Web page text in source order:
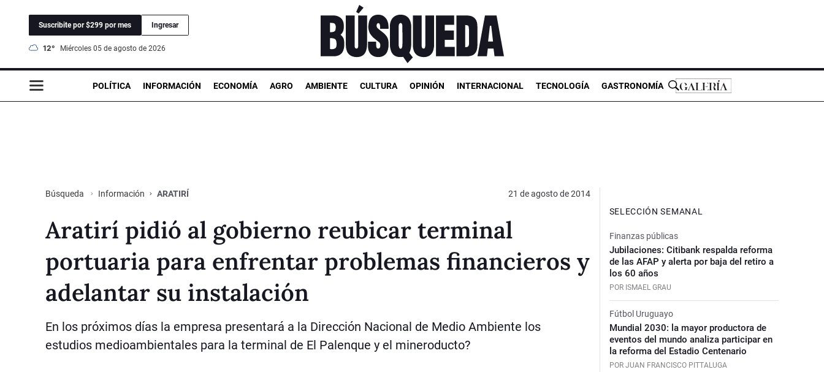
Suscribite por $299 por mes Ingresar
12° miércoles 05 de agosto de 2026
POLÍTICA INFORMACIÓN ECONOMÍA AGRO AMBIENTE CULTURA OPINIÓN INTERNACIONAL TECNOLOGÍA GASTRONOMÍA
Búsqueda Información ARATIRÍ 21 de agosto de 2014
Aratirí pidió al gobierno reubicar terminal
portuaria para enfrentar problemas financieros y
adelantar su instalación
En los próximos días la empresa presentará a la Dirección Nacional de Medio Ambiente los
estudios medioambientales para la terminal de El Palenque y el mineroducto?
SELECCIÓN SEMANAL
Finanzas públicas
Jubilaciones: Citibank respalda reforma
de las AFAP y alerta por baja del retiro a
los 60 años
POR ISMAEL GRAU
Fútbol Uruguayo
Mundial 2030: la mayor productora de
eventos del mundo analiza participar en
la reforma del Estadio Centenario
POR JUAN FRANCISCO PITTALUGA